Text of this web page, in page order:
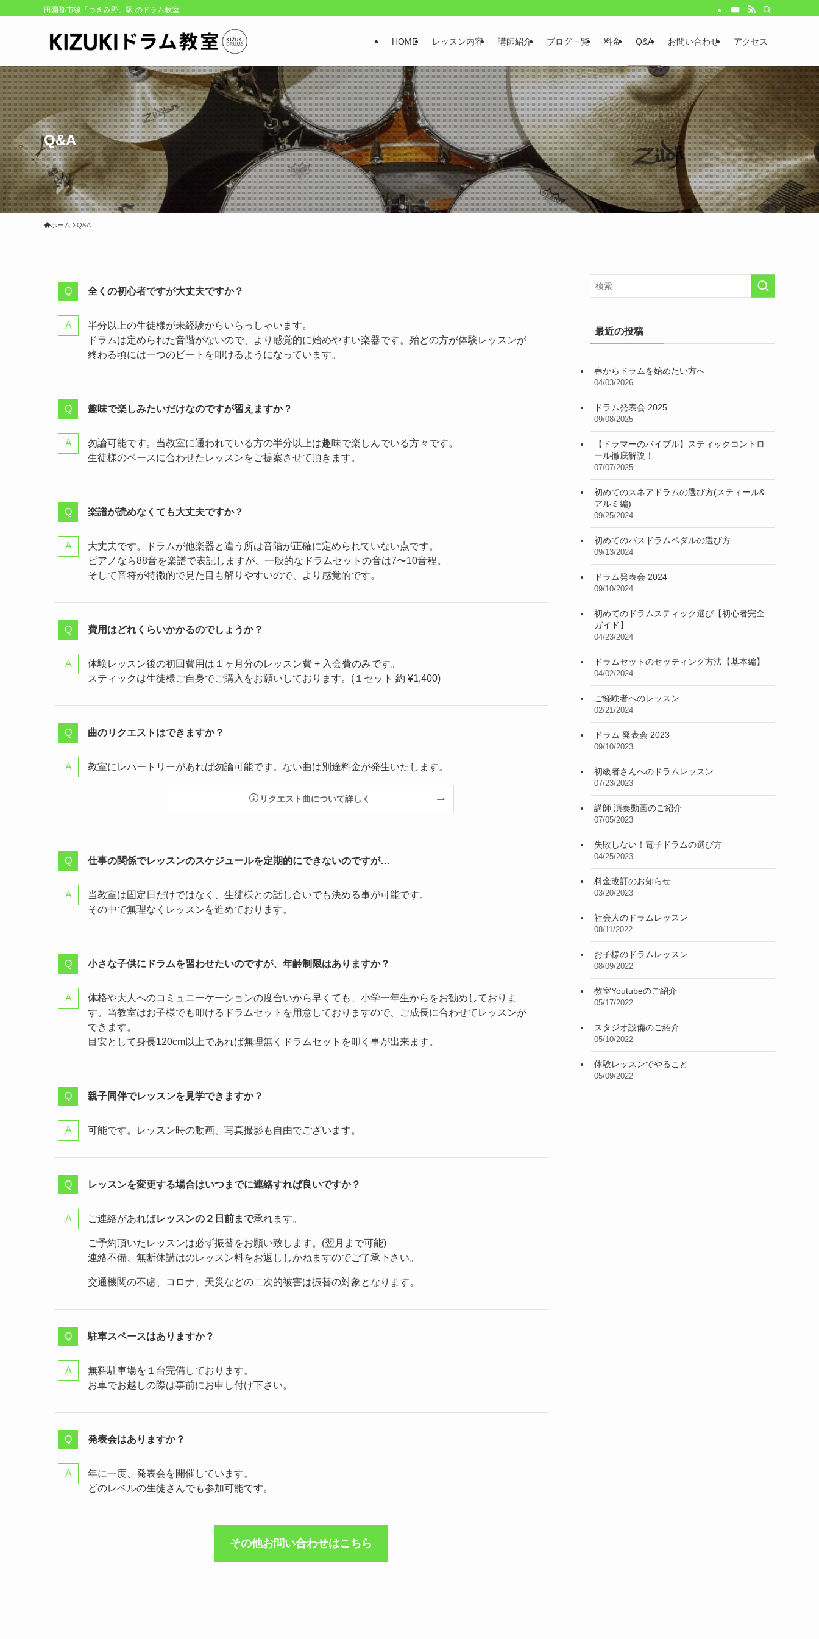
田園都市線「つきみ野」駅 のドラム教室
HOME レッスン内容 講師紹介 ブログ一覧 料金 Q&A お問い合わせ アクセス
Q&A
ホーム Q&A
全くの初心者ですが大丈夫ですか？
半分以上の生徒様が未経験からいらっしゃいます。
ドラムは定められた音階がないので、より感覚的に始めやすい楽器です。殆どの方が体験レッスンが
終わる頃には一つのビートを叩けるようになっています。
趣味で楽しみたいだけなのですが習えますか？
勿論可能です。当教室に通われている方の半分以上は趣味で楽しんでいる方々です。
生徒様のペースに合わせたレッスンをご提案させて頂きます。
楽譜が読めなくても大丈夫ですか？
大丈夫です。ドラムが他楽器と違う所は音階が正確に定められていない点です。
ピアノなら88音を楽譜で表記しますが、一般的なドラムセットの音は7〜10音程。
そして音符が特徴的で見た目も解りやすいので、より感覚的です。
費用はどれくらいかかるのでしょうか？
体験レッスン後の初回費用は１ヶ月分のレッスン費 + 入会費のみです。
スティックは生徒様ご自身でご購入をお願いしております。(１セット 約 ¥1,400)
曲のリクエストはできますか？
教室にレパートリーがあれば勿論可能です。ない曲は別途料金が発生いたします。
リクエスト曲について詳しく
仕事の関係でレッスンのスケジュールを定期的にできないのですが…
当教室は固定日だけではなく、生徒様との話し合いでも決める事が可能です。
その中で無理なくレッスンを進めております。
小さな子供にドラムを習わせたいのですが、年齢制限はありますか？
体格や大人へのコミュニーケーションの度合いから早くても、小学一年生からをお勧めしておりま
す。当教室はお子様でも叩けるドラムセットを用意しておりますので、ご成長に合わせてレッスンが
できます。
目安として身長120cm以上であれば無理無くドラムセットを叩く事が出来ます。
親子同伴でレッスンを見学できますか？
可能です。レッスン時の動画、写真撮影も自由でございます。
レッスンを変更する場合はいつまでに連絡すれば良いですか？
ご連絡があればレッスンの２日前まで承れます。
ご予約頂いたレッスンは必ず振替をお願い致します。(翌月まで可能)
連絡不備、無断休講はのレッスン料をお返ししかねますのでご了承下さい。
交通機関の不慮、コロナ、天災などの二次的被害は振替の対象となります。
駐車スペースはありますか？
無料駐車場を１台完備しております。
お車でお越しの際は事前にお申し付け下さい。
発表会はありますか？
年に一度、発表会を開催しています。
どのレベルの生徒さんでも参加可能です。
その他お問い合わせはこちら
最近の投稿
春からドラムを始めたい方へ
04/03/2026
ドラム発表会 2025
09/08/2025
【ドラマーのバイブル】スティックコントロ
ール徹底解説！
07/07/2025
初めてのスネアドラムの選び方(スティール&
アルミ編)
09/25/2024
初めてのバスドラムペダルの選び方
09/13/2024
ドラム発表会 2024
09/10/2024
初めてのドラムスティック選び【初心者完全
ガイド】
04/23/2024
ドラムセットのセッティング方法【基本編】
04/02/2024
ご経験者へのレッスン
02/21/2024
ドラム 発表会 2023
09/10/2023
初級者さんへのドラムレッスン
07/23/2023
講師 演奏動画のご紹介
07/05/2023
失敗しない！電子ドラムの選び方
04/25/2023
料金改訂のお知らせ
03/20/2023
社会人のドラムレッスン
08/11/2022
お子様のドラムレッスン
08/09/2022
教室Youtubeのご紹介
05/17/2022
スタジオ設備のご紹介
05/10/2022
体験レッスンでやること
05/09/2022